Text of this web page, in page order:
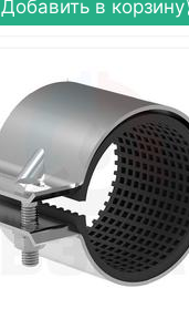
Добавить в корзину